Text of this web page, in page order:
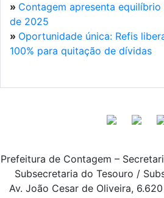
» Contagem apresenta
de 2025
» Oportunidade única: Refis
100% para quitação de dívidas
Prefeitura de Contagem –
Subsecretaria do Tesouro /
Av. João Cesar de Oliveira,